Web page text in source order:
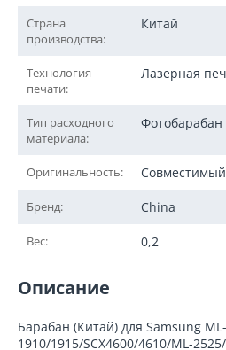
Страна
производства:
Китай
Технология
печати:
Лазерная
Тип расходного
материала:
Фотобарабан
Оригинальность: Совместимый
Бренд: China
Вес: 0,2
Описание
Барабан (Китай) для Samsung ML-
1910/1915/SCX4600/4610/ML-